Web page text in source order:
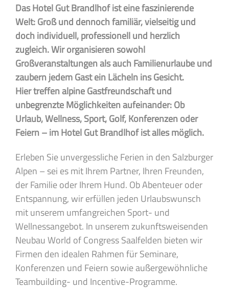
Das Hotel Gut Brandlhof ist eine faszinierende
Welt: Groß und dennoch familiär, vielseitig und
doch individuell, professionell und herzlich
zugleich. Wir organisieren sowohl
Großveranstaltungen als auch Familienurlaube und
zaubern jedem Gast ein Lächeln ins Gesicht.
Hier treffen alpine Gastfreundschaft und
unbegrenzte Möglichkeiten aufeinander: Ob
Urlaub, Wellness, Sport, Golf, Konferenzen oder
Feiern – im Hotel Gut Brandlhof ist alles möglich.
Erleben Sie unvergessliche Ferien in den Salzburger
Alpen – sei es mit Ihrem Partner, Ihren Freunden,
der Familie oder Ihrem Hund. Ob Abenteuer oder
Entspannung, wir erfüllen jeden Urlaubswunsch
mit unserem umfangreichen Sport- und
Wellnessangebot. In unserem zukunftsweisenden
Neubau World of Congress Saalfelden bieten wir
Firmen den idealen Rahmen für Seminare,
Konferenzen und Feiern sowie außergewöhnliche
Teambuilding- und Incentive-Programme.